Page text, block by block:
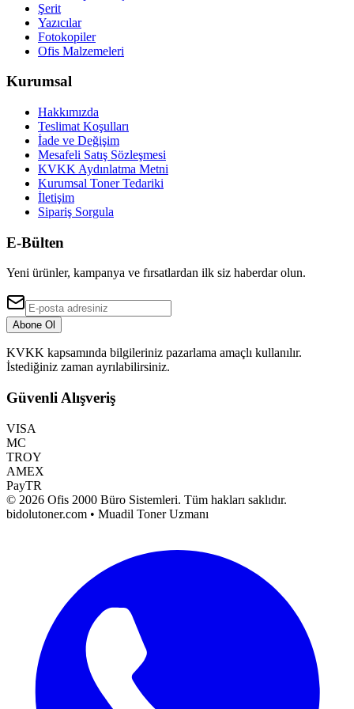
Şerit
Yazıcılar
Fotokopiler
Ofis Malzemeleri
Kurumsal
Hakkımızda
Teslimat Koşulları
İade ve Değişim
Mesafeli Satış Sözleşmesi
KVKK Aydınlatma Metni
Kurumsal Toner Tedariki
İletişim
Sipariş Sorgula
E-Bülten
Yeni ürünler, kampanya ve fırsatlardan ilk siz haberdar olun.
Abone Ol
KVKK kapsamında bilgileriniz pazarlama amaçlı kullanılır.
İstediğiniz zaman ayrılabilirsiniz.
Güvenli Alışveriş
VISA
MC
TROY
AMEX
PayTR
© 2026 Ofis 2000 Büro Sistemleri. Tüm hakları saklıdır.
bidolutoner.com • Muadil Toner Uzmanı